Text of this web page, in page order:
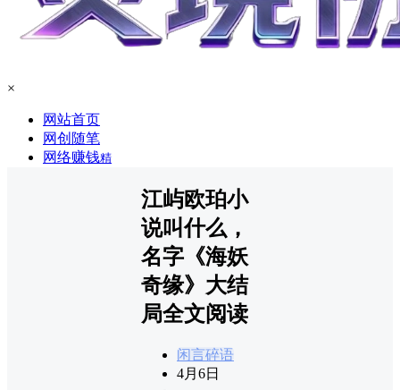
×
网站首页
网创随笔
网络赚钱精
江屿欧珀小
说叫什么，
名字《海妖
奇缘》大结
局全文阅读
闲言碎语
4月6日